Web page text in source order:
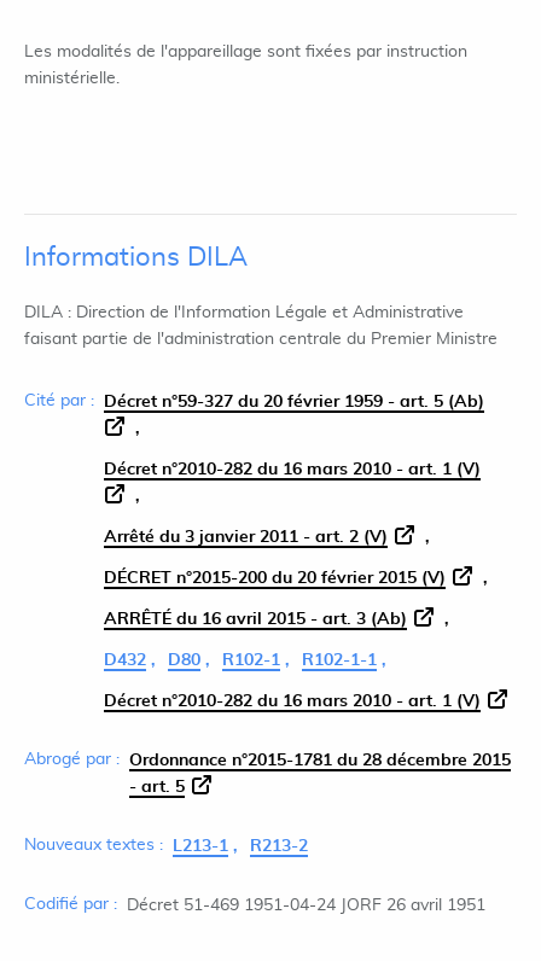
Les modalités de l'appareillage sont fixées par instruction
ministérielle.
Informations DILA
DILA : Direction de l'Information Légale et Administrative
faisant partie de l'administration centrale du Premier Ministre
Cité par : Décret n°59-327 du 20 février 1959 - art. 5 (Ab)
Décret n°2010-282 du 16 mars 2010 - art. 1 (V)
Arrêté du 3 janvier 2011 - art. 2 (V)
DÉCRET n°2015-200 du 20 février 2015 (V)
ARRÊTÉ du 16 avril 2015 - art. 3 (Ab)
D432 D80 R102-1 R102-1-1
Décret n°2010-282 du 16 mars 2010 - art. 1 (V)
Abrogé par : Ordonnance n°2015-1781 du 28 décembre 2015
- art. 5
Nouveaux textes : L213-1 R213-2
Codifié par : Décret 51-469 1951-04-24 JORF 26 avril 1951